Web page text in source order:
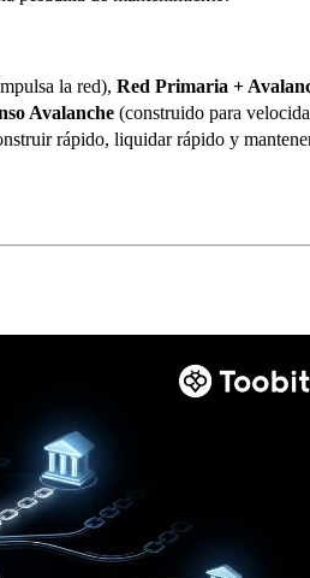
la red), Red Primaria +
Avalanche (construido para
rápido, liquidar rápido y